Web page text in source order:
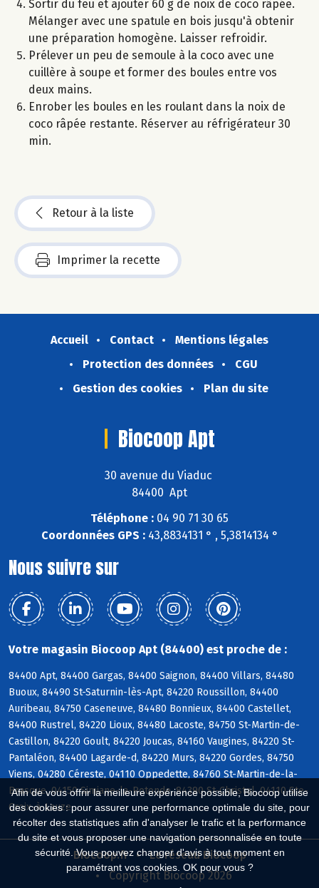
Afin de vous offrir la meilleure expérience possible, Biocoop utilise
des cookies : pour assurer une performance optimale du site, pour
récolter des statistiques afin d'analyser le trafic et la performance
du site et vous proposer une navigation personnalisée en toute
sécurité. Vous pouvez changer d'avis à tout moment en
paramétrant vos cookies. OK pour vous ?
Sortir du feu et ajouter 60 g de noix de coco râpée.
Mélanger avec une spatule en bois jusqu'à obtenir
une préparation homogène. Laisser refroidir.
Prélever un peu de semoule à la coco avec une
cuillère à soupe et former des boules entre vos
deux mains.
Enrober les boules en les roulant dans la noix de
coco râpée restante. Réserver au réfrigérateur 30
min.
Retour à la liste
Imprimer la recette
Accueil Contact
Mentions légales
Protection des données
CGU
Gestion des cookies
Plan du site
Biocoop Apt
30 avenue du Viaduc
84400 Apt
Téléphone : 04 90 71 30 65
Coordonnées GPS :43,8834131 ° , 5,3814134 °
Nous suivre sur
Votre magasin Biocoop Apt (84400) est proche de :
84400 Apt, 84400 Gargas, 84400 Saignon, 84400 Villars, 84480
Buoux, 84490 St-Saturnin-lès-Apt, 84220 Roussillon, 84400
Auribeau, 84750 Caseneuve, 84480 Bonnieux, 84400 Castellet,
84400 Rustrel, 84220 Lioux, 84480 Lacoste, 84750 St-Martin-de-
Castillon, 84220 Goult, 84220 Joucas, 84160 Vaugines, 84220 St-
Pantaléon, 84400 Lagarde-d, 84220 Murs, 84220 Gordes, 84750
Viens, 04280 Céreste, 04110 Oppedette, 84760 St-Martin-de-la-
Brasque, 04150 Simiane-la-Rotonde, 84390 St-Christol, 04110 Ste-
Croix-à-Lauze
Biocoop.fr
Le réseau Biocoop
Copyright Biocoop 2026